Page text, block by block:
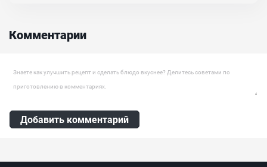
Комментарии
Оставить комментарий
Добавить комментарий